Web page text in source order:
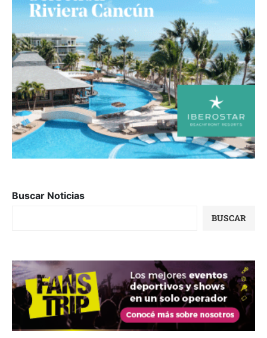
Buscar Noticias
BUSCAR